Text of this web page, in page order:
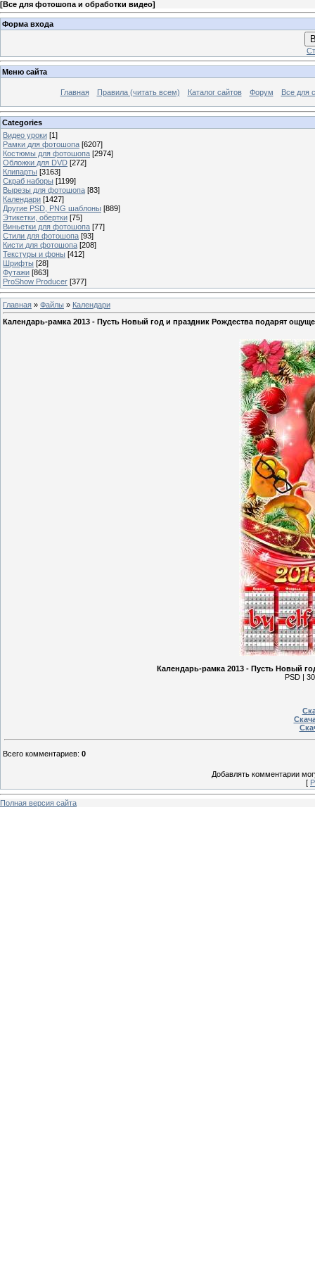
[Все для фотошопа и обработки видео]
Форма входа
Меню сайта
Главная Правила (читать всем) Каталог сайтов Форум Все для
Categories
Видео уроки [1]
Рамки для фотошопа [6207]
Костюмы для фотошопа [2974]
Обложки для DVD [272]
Клипарты [3163]
Скраб наборы [1199]
Вырезы для фотошопа [83]
Календари [1427]
Другие PSD, PNG шаблоны [889]
Этикетки, обертки [75]
Виньетки для фотошопа [77]
Стили для фотошопа [93]
Кисти для фотошопа [208]
Текстуры и фоны [412]
Шрифты [28]
Футажи [863]
ProShow Producer [377]
Главная » Файлы » Календари
Календарь-рамка 2013 - Пусть Новый год и праздник Рождества подарят
Календарь-рамка 2013 - Пусть Новый
PSD |
Всего комментариев: 0
Добавлять комментарии
[
Полная версия сайта